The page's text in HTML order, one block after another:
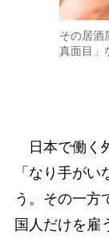
その居酒
真面目」
日本で働く
「なり手が
う。その一方
国人だけを雇